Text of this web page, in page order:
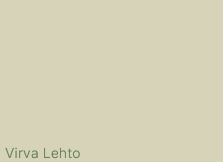
Virva Lehto